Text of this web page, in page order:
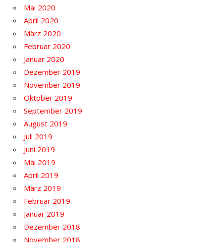
Mai 2020
April 2020
März 2020
Februar 2020
Januar 2020
Dezember 2019
November 2019
Oktober 2019
September 2019
August 2019
Juli 2019
Juni 2019
Mai 2019
April 2019
März 2019
Februar 2019
Januar 2019
Dezember 2018
November 2018